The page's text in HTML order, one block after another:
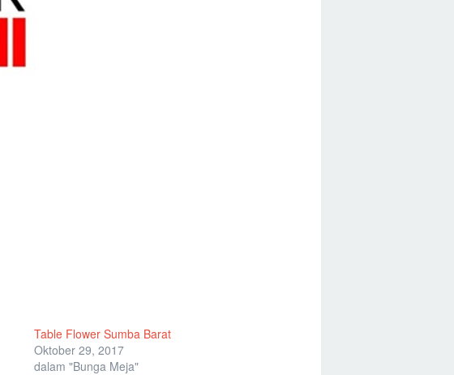
Table Flower Sumba Barat
Oktober 29, 2017
dalam "Bunga Meja"